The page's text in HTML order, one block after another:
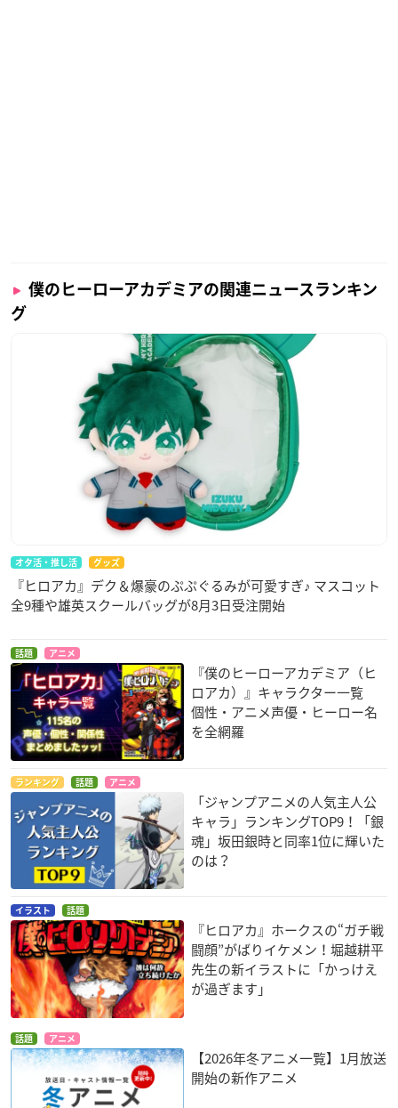
世界の、そしてヒーロー達の未来が、“彼ら”に託された。
≪収録内容≫
◆予告編集（特報／予告／TVスポット）
◆スペシャルPV 第1弾・第2弾
【ULTRA DISC】
◆新作アニメーション
僕のヒーローアカデミアTHE MOVIE ワールド ヒーロー
ズ ミッション ≪旅立ち≫』
※劇場入場者プレゼント冊子「Vol.World Heroes」に収録
されていた堀越耕平先生描き下ろしの読み切りマンガをア
ニメ化！
（出演：山下大輝、岡本信彦、梶裕貴、吉沢亮、林原めぐ
み、中井和哉）
◆「公開記念舞台挨拶」映像
（出演：山下大輝、岡本信彦、梶裕貴、吉沢亮）
≪キャスト≫
山下大輝
岡本信彦
梶裕貴
稲田徹
中村悠一
三宅健太
佐倉綾音
増田俊樹
悠木碧
細谷佳正
真堂圭
中井和哉
林原めぐみ
吉沢亮
僕のヒーローアカデミアの関連ニュースランキン
グ
オタ活・推し活 グッズ
『ヒロアカ』デク＆爆豪のぷぷぐるみが可愛すぎ♪ マスコット
全9種や雄英スクールバッグが8月3日受注開始
話題 アニメ
『僕のヒーローアカデミア（ヒ
ロアカ）』キャラクター一覧
個性・アニメ声優・ヒーロー名
を全網羅
ランキング 話題 アニメ
「ジャンプアニメの人気主人公
キャラ」ランキングTOP9！「銀
魂」坂田銀時と同率1位に輝いた
のは？
イラスト 話題
『ヒロアカ』ホークスの“ガチ戦
闘顔”がばりイケメン！堀越耕平
先生の新イラストに「かっけえ
が過ぎます」
話題 アニメ
【2026年冬アニメ一覧】1月放送
開始の新作アニメ